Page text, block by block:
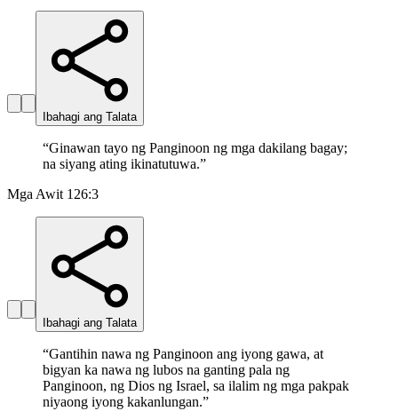
Ibahagi ang Talata
“Ginawan tayo ng Panginoon ng mga dakilang bagay;
na siyang ating ikinatutuwa.”
Mga Awit 126:3
Ibahagi ang Talata
“Gantihin nawa ng Panginoon ang iyong gawa, at
bigyan ka nawa ng lubos na ganting pala ng
Panginoon, ng Dios ng Israel, sa ilalim ng mga pakpak
niyaong iyong kakanlungan.”